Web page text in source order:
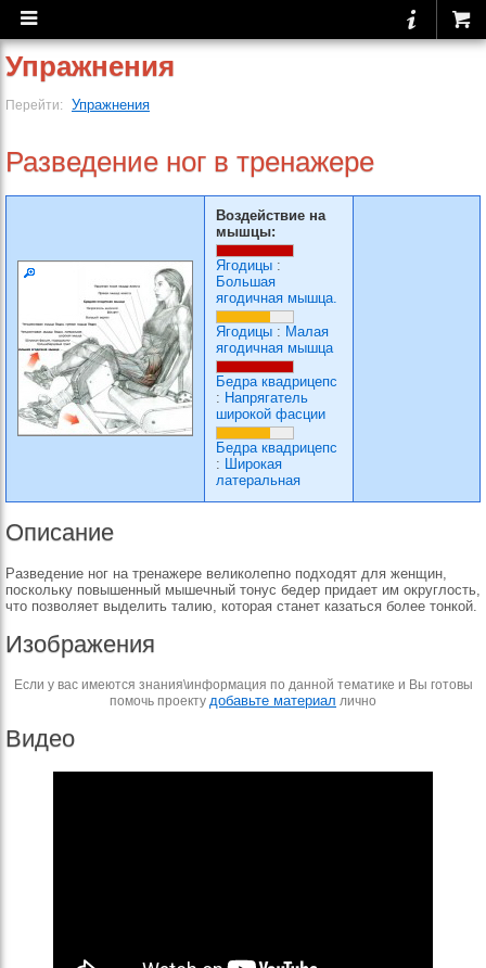
Упражнения
Перейти: Упражнения
Разведение ног в тренажере
Воздействие на
мышцы:
Ягодицы :
Большая
ягодичная мышца.
Ягодицы : Малая
ягодичная мышца
Бедра квадрицепс
: Напрягатель
широкой фасции
Бедра квадрицепс
: Широкая
латеральная
Описание
Разведение ног на тренажере великолепно подходят для женщин,
поскольку повышенный мышечный тонус бедер придает им округлость,
что позволяет выделить талию, которая станет казаться более тонкой.
Изображения
Если у вас имеются знания\информация по данной тематике и Вы готовы
помочь проекту добавьте материал лично
Видео